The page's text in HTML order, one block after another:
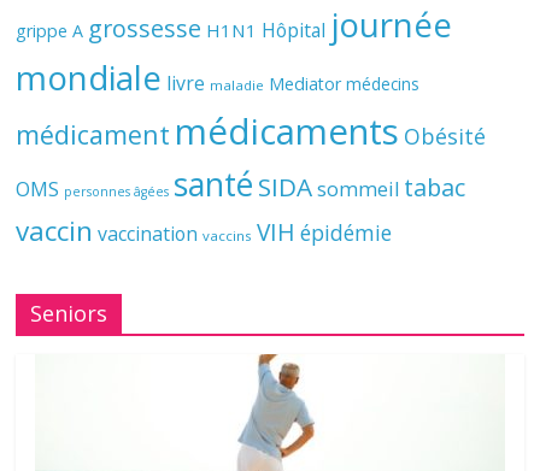
grippe A grossesse H1N1 Hôpital journée
mondiale livre maladie Mediator médecins
médicament médicaments Obésité
OMS personnes âgées santé SIDAsommeil tabac
vaccin vaccination vaccins VIH épidémie
Seniors